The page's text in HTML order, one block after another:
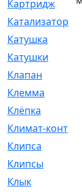
Картридж
Катализатор
Катушка
Катушки
Клапан
Клемма
Клёпка
Климат-
Клипса
Клипсы
Клык